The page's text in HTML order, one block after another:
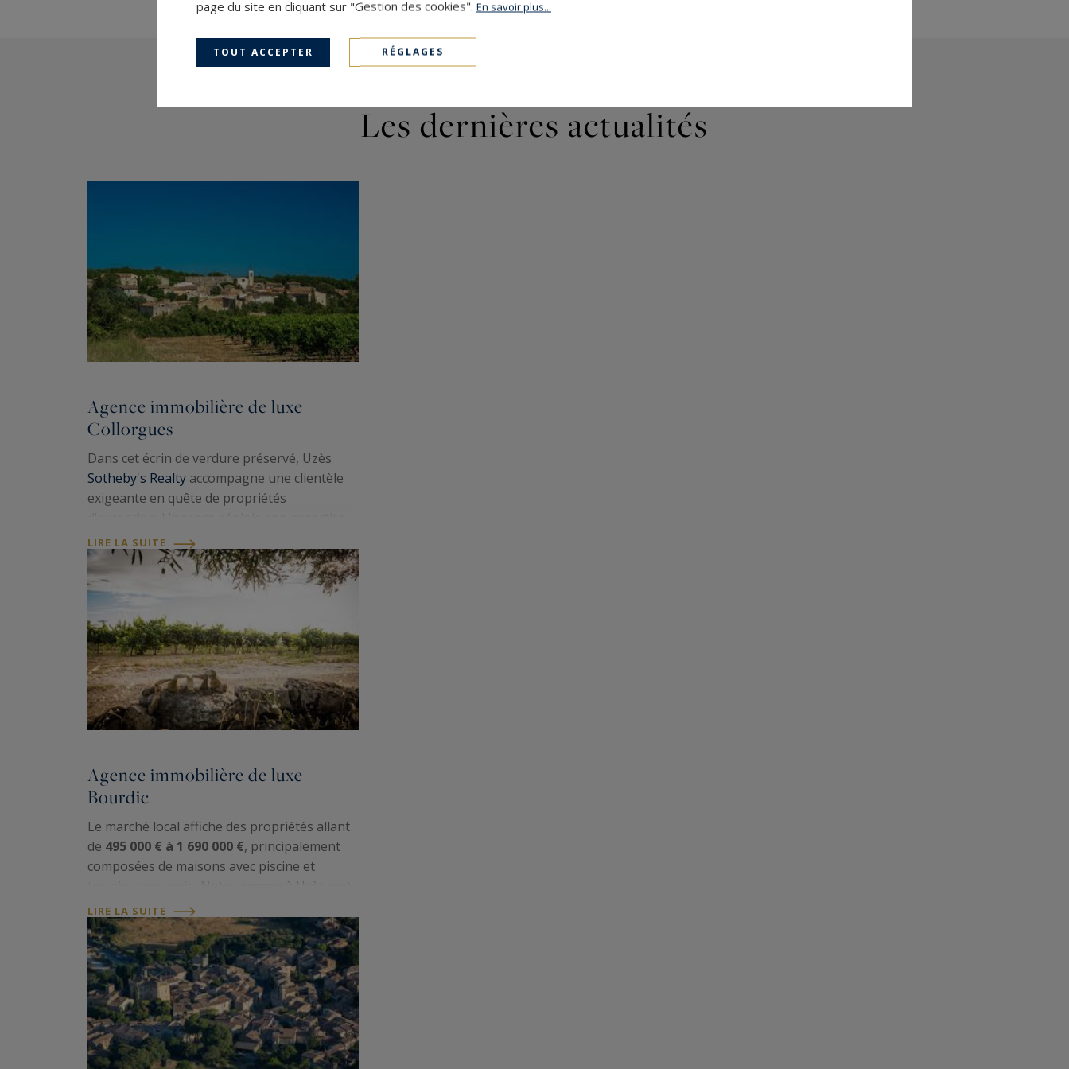
Les dernières actualités
Agence immobilière de luxe
Collorgues
Dans cet écrin de verdure préservé, Uzès
Sotheby's Realty accompagne une clientèle
exigeante en quête de propriétés
locale et internationale pour révéler les plus
belles bastides, villas contemporaines et mas
de ce…
LIRE LA SUITE
Agence immobilière de luxe
Bourdic
Le marché local affiche des propriétés allant
de 495 000 € à 1 690 000 €, principalement
composées de maisons avec piscine et
agence à Uzès
son expertise au service d'une clientèle
exigeante, grâce à une connaissance
approfondie de l'
LIRE LA SUITE
page du site en cliquant sur "Gestion des cookies". En savoir plus...
TOUT ACCEPTER RÉGLAGES